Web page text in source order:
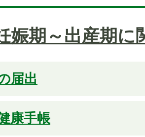
娠期～出産期に
届出
康手帳